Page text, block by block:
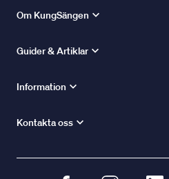
Om KungSängen
Guider & Artiklar
Information
Kontakta oss